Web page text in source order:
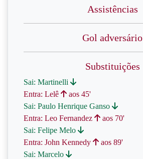
Assistências
Gol adversário
Substituições
Sai: Martinelli
Entra: Lelê
aos 45'
Sai: Paulo Henrique Ganso
Entra: Leo Fernandez
aos 70'
Sai: Felipe Melo
Entra: John Kennedy
aos 89'
Sai: Marcelo